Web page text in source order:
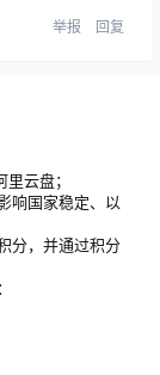
举报 回复
云盘；
响国家稳定、以
分，并通过积分